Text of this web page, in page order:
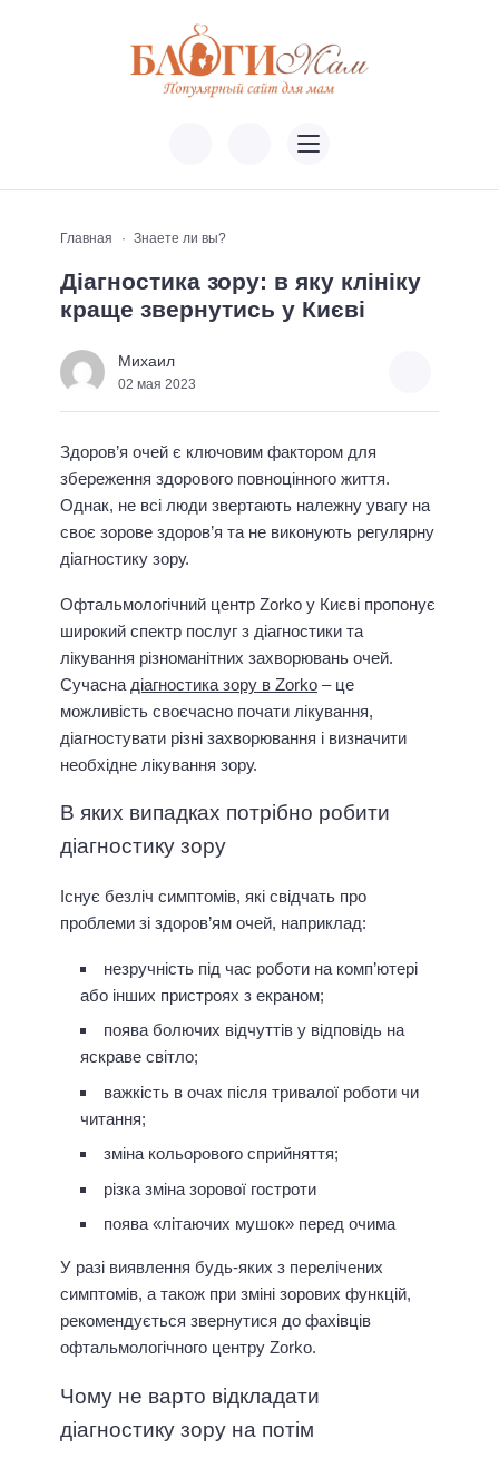
Главная Знаете ли вы?
Діагностика зору: в яку клініку
краще звернутись у Києві
Михаил
02 мая 2023
Здоров’я очей є ключовим фактором для
збереження здорового повноцінного життя.
Однак, не всі люди звертають належну увагу на
своє зорове здоров’я та не виконують регулярну
діагностику зору.
Офтальмологічний центр Zorko у Києві пропонує
широкий спектр послуг з діагностики та
лікування різноманітних захворювань очей.
Сучасна діагностика зору в Zorko – це
можливість своєчасно почати лікування,
діагностувати різні захворювання і визначити
необхідне лікування зору.
В яких випадках потрібно робити
діагностику зору
Існує безліч симптомів, які свідчать про
проблеми зі здоров’ям очей, наприклад:
незручність під час роботи на комп’ютері
або інших пристроях з екраном;
поява болючих відчуттів у відповідь на
яскраве світло;
важкість в очах після тривалої роботи чи
читання;
зміна кольорового сприйняття;
різка зміна зорової гостроти
поява «літаючих мушок» перед очима
У разі виявлення будь-яких з перелічених
симптомів, а також при зміні зорових функцій,
рекомендується звернутися до фахівців
офтальмологічного центру Zorko.
Чому не варто відкладати
діагностику зору на потім